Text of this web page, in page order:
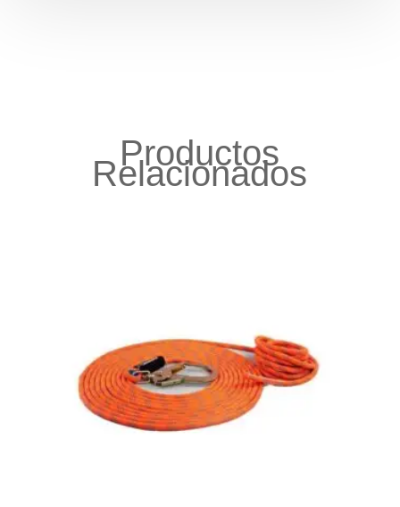
Productos
Relacionados